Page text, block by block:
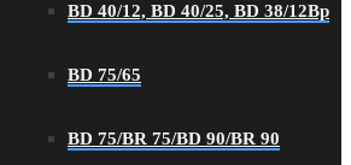
BD 40/12, BD 40/25, BD 38/12Bp
BD 75/65
BD 75/BR 75/BD 90/BR 90